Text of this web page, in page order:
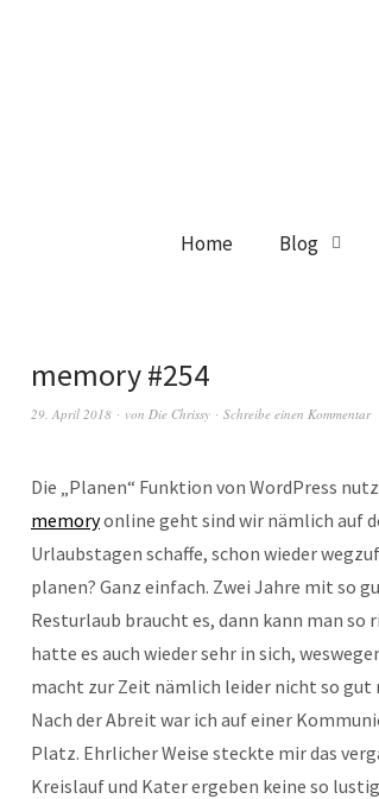
Home Blog
memory #254
29. April 2018 von Die Chrissy Schreibe einen Kommentar
Die „Planen“ Funktion von WordPress
memoryonline geht sind wir nämlich auf
Urlaubstagen schaffe, schon wieder
planen? Ganz einfach. Zwei Jahre mit so
Resturlaub braucht es, dann kann man
hatte es auch wieder sehr in sich,
macht zur Zeit nämlich leider nicht so
Nach der Abreit war ich auf einer
Platz. Ehrlicher Weise steckte mir das
Kreislauf und Kater ergeben keine so